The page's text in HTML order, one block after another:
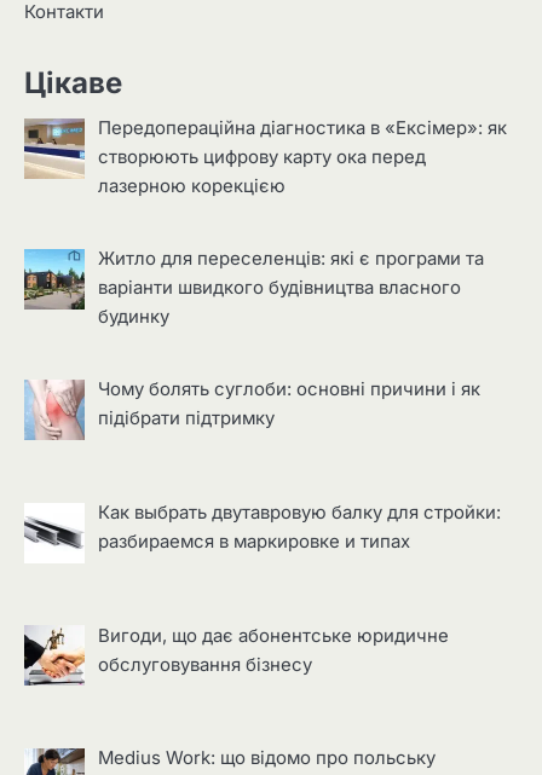
Контакти
Цікаве
Передопераційна діагностика в «Ексімер»: як
створюють цифрову карту ока перед
лазерною корекцією
Житло для переселенців: які є програми та
варіанти швидкого будівництва власного
будинку
Чому болять суглоби: основні причини і як
підібрати підтримку
Как выбрать двутавровую балку для стройки:
разбираемся в маркировке и типах
Вигоди, що дає абонентське юридичне
обслуговування бізнесу
Medius Work: що відомо про польську